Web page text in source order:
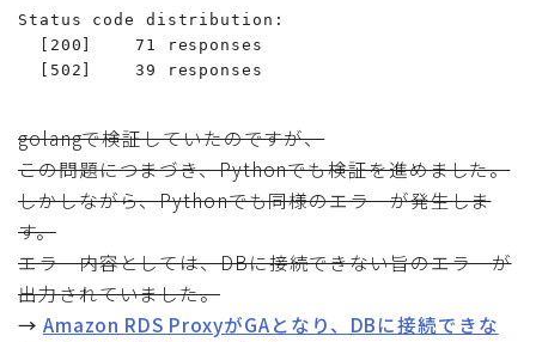
Status code distribution:
  [200]    71 responses
  [502]    39 responses
golangで検証していたのですが、
この問題につまづき、Pythonでも検証を進めました。
しかしながら、Pythonでも同様のエラーが発生しま
す。
エラー内容としては、DBに接続できない旨のエラーが
出力されていました。
→ Amazon RDS ProxyがGAとなり、DBに接続できな